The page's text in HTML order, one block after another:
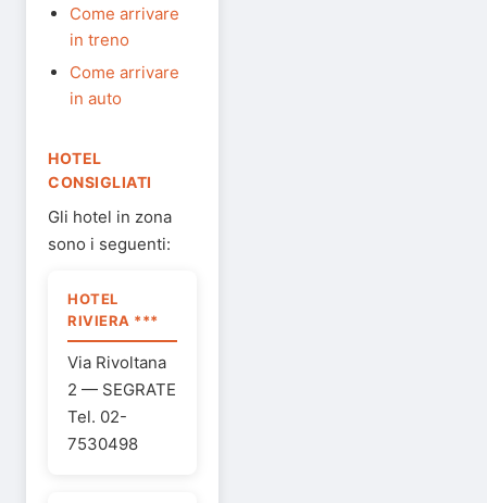
Come arrivare
in treno
Come arrivare
in auto
HOTEL
CONSIGLIATI
Gli hotel in zona
sono i seguenti:
HOTEL
RIVIERA ***
Via Rivoltana
2 — SEGRATE
Tel. 02-
7530498